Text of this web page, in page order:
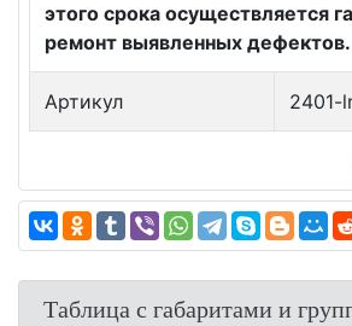
этого срока осуществляется
ремонт выявленных дефектов.
Артикул 2401-
Таблица с габаритами и